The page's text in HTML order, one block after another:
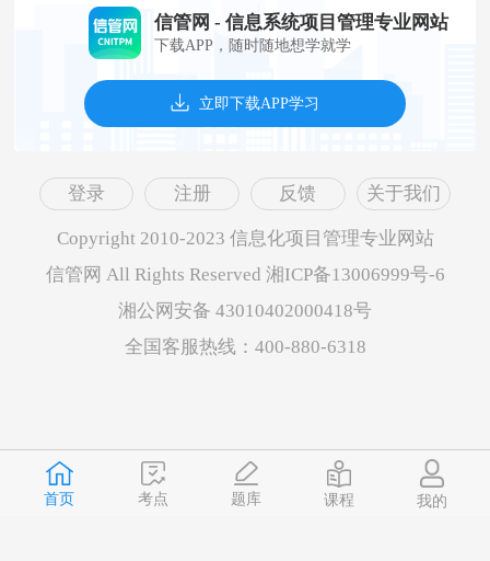
首页 考点 题库 课程 我的
信管网 - 信息系统项目管理专业网站
下载APP，随时随地想学就学
立即下载APP学习
登录 注册 反馈 关于我们
Copyright 2010-2023 信息化项目管理专业网站
信管网 All Rights Reserved 湘ICP备13006999号-6
湘公网安备 43010402000418号
全国客服热线：400-880-6318